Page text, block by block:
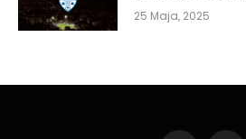
25 Maja, 2025